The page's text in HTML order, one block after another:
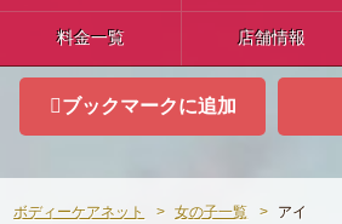
料金一覧 店舗情報
ブックマークに追加
ボディーケアネット 女の子一覧 アイ